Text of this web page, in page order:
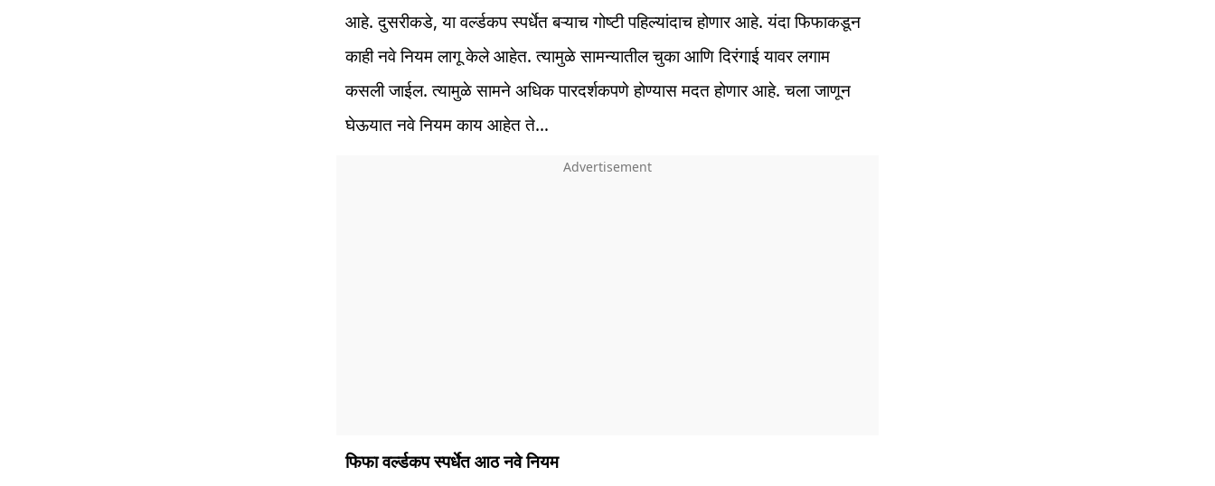
आहे. दुसरीकडे, या वर्ल्डकप स्पर्धेत बऱ्याच गोष्टी पहिल्यांदाच होणार आहे. यंदा फिफाकडून
काही नवे नियम लागू केले आहेत. त्यामुळे सामन्यातील चुका आणि दिरंगाई यावर लगाम
कसली जाईल. त्यामुळे सामने अधिक पारदर्शकपणे होण्यास मदत होणार आहे. चला जाणून
घेऊयात नवे नियम काय आहेत ते…
फिफा वर्ल्डकप स्पर्धेत आठ नवे नियम